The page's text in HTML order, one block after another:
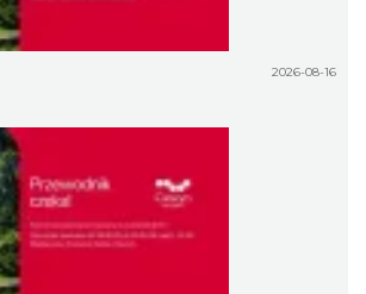
2026-08-16